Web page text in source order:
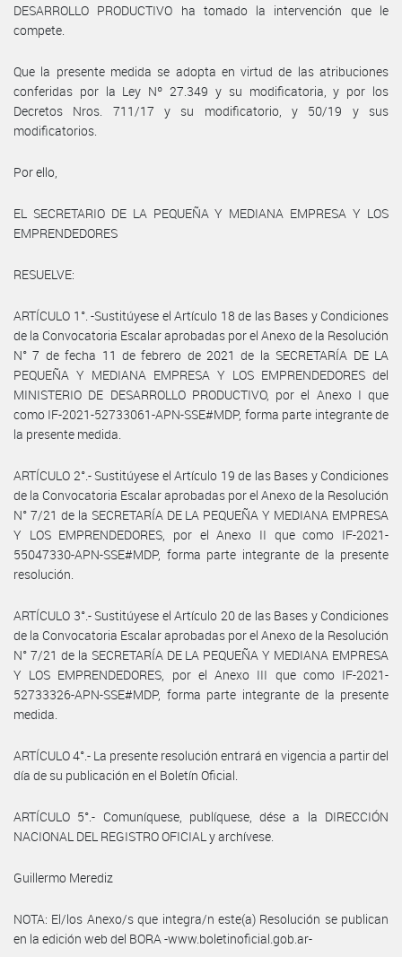
DESARROLLO PRODUCTIVO ha tomado la intervención que le
compete.
Que la presente medida se adopta en virtud de las atribuciones
conferidas por la Ley Nº 27.349 y su modificatoria, y por los
Decretos Nros. 711/17 y su modificatorio, y 50/19 y sus
modificatorios.
Por ello,
EL SECRETARIO DE LA PEQUEÑA Y MEDIANA EMPRESA Y LOS
EMPRENDEDORES
RESUELVE:
ARTÍCULO 1°. -Sustitúyese el Artículo 18 de las Bases y Condiciones
de la Convocatoria Escalar aprobadas por el Anexo de la Resolución
N° 7 de fecha 11 de febrero de 2021 de la SECRETARÍA DE LA
PEQUEÑA Y MEDIANA EMPRESA Y LOS EMPRENDEDORES del
MINISTERIO DE DESARROLLO PRODUCTIVO, por el Anexo I que
como IF-2021-52733061-APN-SSE#MDP, forma parte integrante de
la presente medida.
ARTÍCULO 2°.- Sustitúyese el Artículo 19 de las Bases y Condiciones
de la Convocatoria Escalar aprobadas por el Anexo de la Resolución
N° 7/21 de la SECRETARÍA DE LA PEQUEÑA Y MEDIANA EMPRESA
Y LOS EMPRENDEDORES, por el Anexo II que como IF-2021-
55047330-APN-SSE#MDP, forma parte integrante de la presente
resolución.
ARTÍCULO 3°.- Sustitúyese el Artículo 20 de las Bases y Condiciones
de la Convocatoria Escalar aprobadas por el Anexo de la Resolución
N° 7/21 de la SECRETARÍA DE LA PEQUEÑA Y MEDIANA EMPRESA
Y LOS EMPRENDEDORES, por el Anexo III que como IF-2021-
52733326-APN-SSE#MDP, forma parte integrante de la presente
medida.
ARTÍCULO 4°.- La presente resolución entrará en vigencia a partir del
día de su publicación en el Boletín Oficial.
ARTÍCULO 5°.- Comuníquese, publíquese, dése a la DIRECCIÓN
NACIONAL DEL REGISTRO OFICIAL y archívese.
Guillermo Merediz
NOTA: El/los Anexo/s que integra/n este(a) Resolución se publican
en la edición web del BORA -www.boletinoficial.gob.ar-